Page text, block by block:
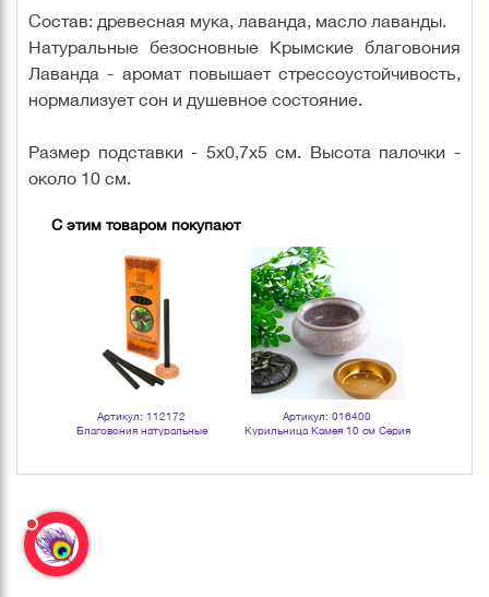
Состав: древесная мука, лаванда, масло лаванды.
Натуральные безосновные Крымские благовония
Лаванда - аромат повышает стрессоустойчивость,
нормализует сон и душевное состояние.
Размер подставки - 5х0,7х5 см. Высота палочки -
около 10 см.
С этим товаром покупают
Артикул: 112172
Благовония натуральные
Артикул: 016400
Курильница Камея 10 см Серия